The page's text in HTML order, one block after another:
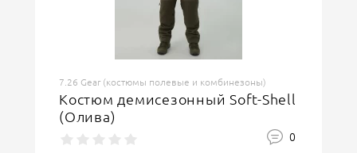
7.26 Gear (костюмы полевые и комбинезоны)
Костюм демисезонный Soft-Shell
(Олива)
0